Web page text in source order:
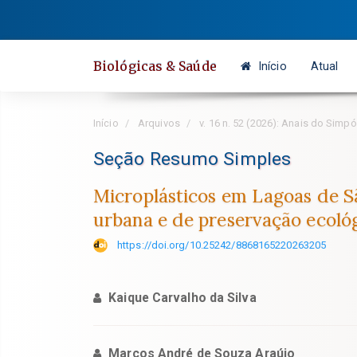
Biológicas & Saúde Início Atual
Início Arquivos v. 16 n. 52 (2026): Anais do
Seção Resumo Simples
Microplásticos em Lagoas de
urbana e de preservação
https://doi.org/10.25242/8868165220263205
Kaique Carvalho da Silva
Marcos André de Souza Araújo